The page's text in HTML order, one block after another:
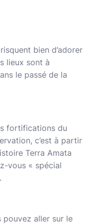
bien d’adorer
lieux sont à
le passé de la
fortifications du
c’est à partir
Terra Amata
vous « spécial
pouvez aller sur le